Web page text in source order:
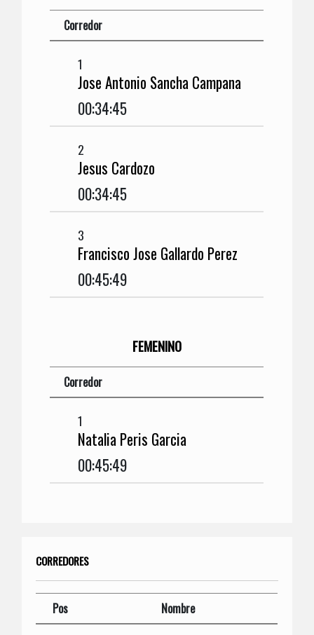
Corredor
1
Jose Antonio Sancha Campana
00:34:45
2
Jesus Cardozo
00:34:45
3
Francisco Jose Gallardo Perez
00:45:49
FEMENINO
Corredor
1
Natalia Peris Garcia
00:45:49
CORREDORES
Pos Nombre